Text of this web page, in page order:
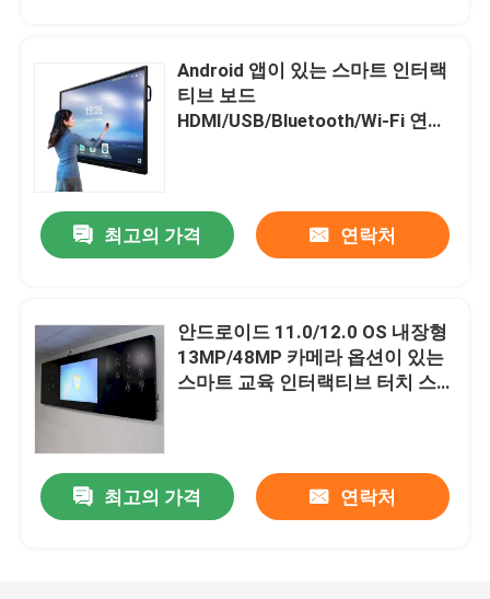
집
제품
비디오
Android 앱이 있는 스마트 인터랙
티브 보드
HDMI/USB/Bluetooth/Wi-Fi 연결
최고의 가격 연락처
안드로이드 11.0/12.0 OS 내장형
13MP/48MP 카메라 옵션이 있는
스마트 교육 인터랙티브 터치 스크
최고의 가격 연락처
안드로이드 11.0/12.0 OS 내장형 13MP/48MP 카메라 옵션이 있는 스마트 교육 인터랙티브 터치 스크린 디지털 간판